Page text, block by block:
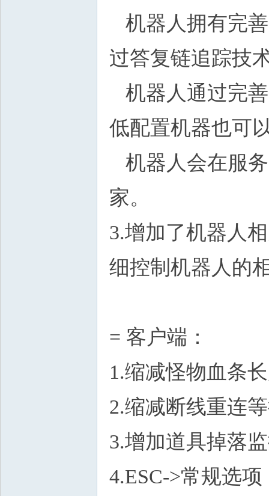
机器人拥有完
过答复链追踪技
机器人通过完
低配置机器也可
机器人会在服
家。
3.增加了机器人
细控制机器人的
= 客户端：
1.缩减怪物血条
2.缩减断线重连
3.增加道具掉落
4.ESC->常规选